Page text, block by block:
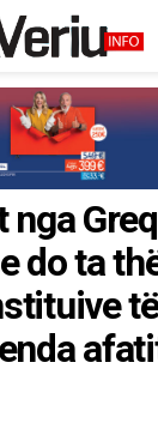
do ta
të